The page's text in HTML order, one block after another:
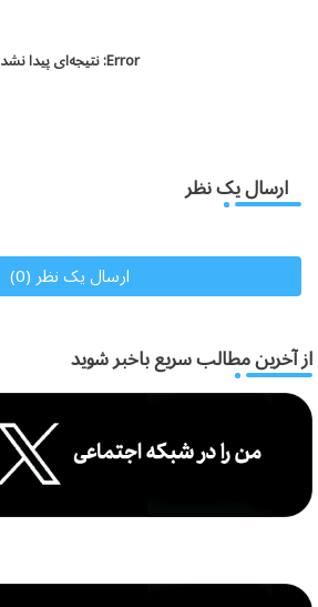
Error: نتیجه‌ای پیدا نشد
ارسال یک نظر
ارسال یک نظر (0)
از آخرین مطالب سریع باخبر شوید